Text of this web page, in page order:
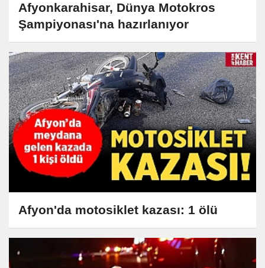
Afyonkarahisar, Dünya Motokros
Şampiyonası'na hazırlanıyor
Afyon'da motosiklet kazası: 1 ölü